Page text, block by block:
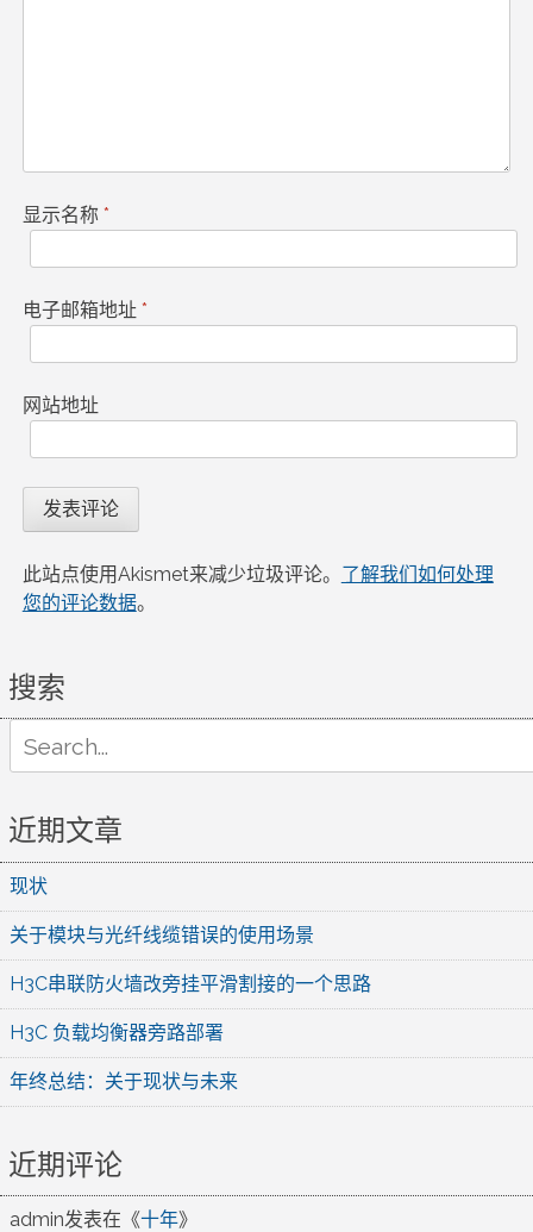
显示名称 *
电子邮箱地址 *
网站地址
此站点使用Akismet来减少垃圾评论。 了解我们如何处理
您的评论数据。
搜索
for:
近期文章
现状
关于模块与光纤线缆错误的使用场景
H3C串联防火墙改旁挂平滑割接的一个思路
H3C 负载均衡器旁路部署
年终总结：关于现状与未来
近期评论
admin发表在《十年》